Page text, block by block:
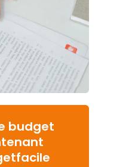
budget